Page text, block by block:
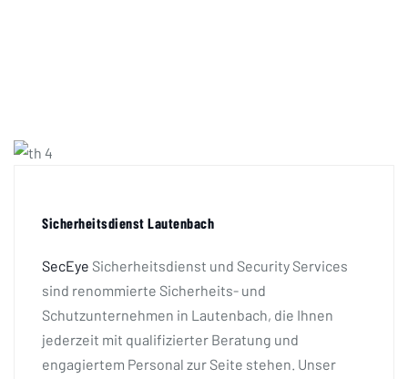
Sicherheitsdienst Lautenbach
SecEye Sicherheitsdienst und Security Services
sind renommierte Sicherheits- und
Schutzunternehmen in Lautenbach, die Ihnen
jederzeit mit qualifizierter Beratung und
engagiertem Personal zur Seite stehen. Unser